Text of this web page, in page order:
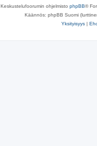
Keskustelufoorumin ohjelmisto phpBB®
Käännös: phpBB Suomi
Yksityisyys |